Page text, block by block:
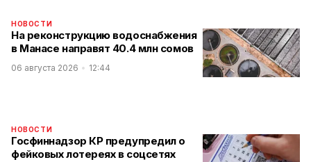
НОВОСТИ
На реконструкцию водоснабжения
в Манасе направят 40.4 млн сомов
06 августа 2026 12:44
НОВОСТИ
Госфиннадзор КР предупредил о
фейковых лотереях в соцсетях